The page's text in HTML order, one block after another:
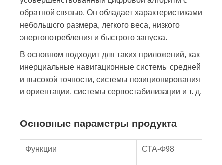
обратной связью. Он обладает характеристиками
небольшого размера, легкого веса, низкого
энергопотребления и быстрого запуска.
В основном подходит для таких приложений, как
инерциальные навигационные системы средней
и высокой точности, системы позиционирования
и ориентации, системы сервостабилизации и т. д.
Основные параметры продукта
Функции СТА-Ф98